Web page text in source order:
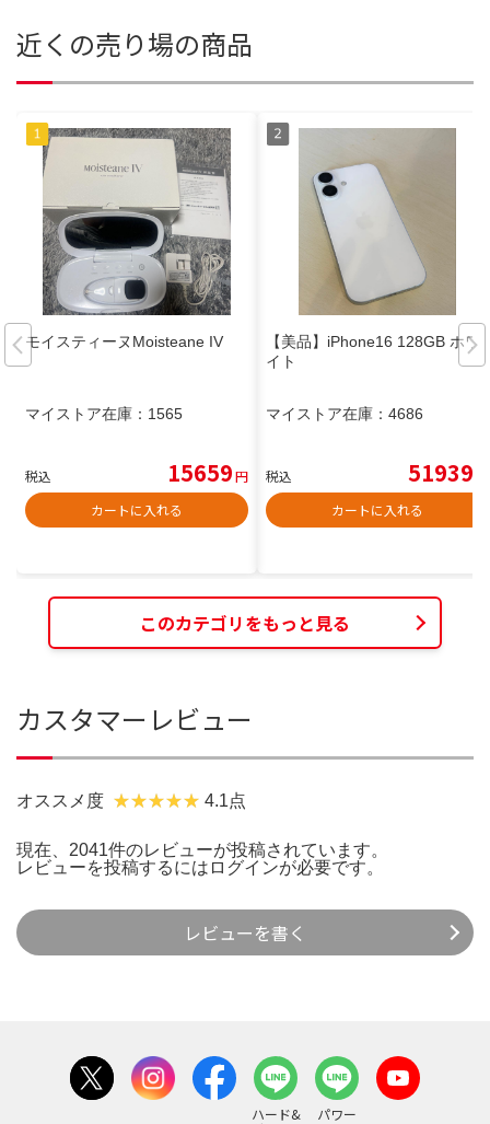
近くの売り場の商品
モイスティーヌMoisteane IV
マイストア在庫： 1565
税込 15659円
カートに入れる
【美品】iPhone16 128GB ホワ
イト
マイストア在庫： 4686
税込 51939
カートに入れる
このカテゴリをもっと見る
カスタマーレビュー
オススメ度 4.1点
現在、2041件のレビューが投稿されています。
レビューを投稿するには ログインが必要です。
レビューを書く
ハード&
パワー